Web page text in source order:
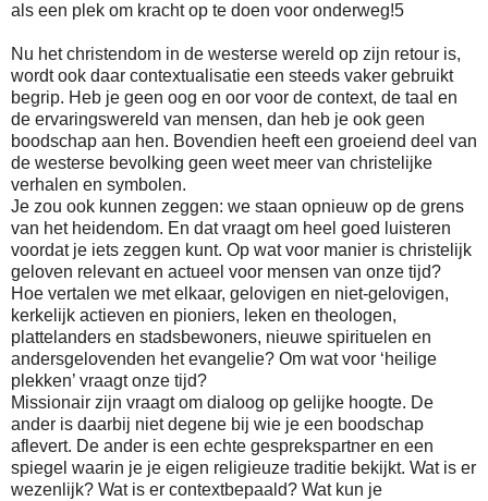
als een plek om kracht op te doen voor onderweg!5
Nu het christendom in de westerse wereld op zijn retour is,
wordt ook daar contextualisatie een steeds vaker gebruikt
begrip. Heb je geen oog en oor voor de context, de taal en
de ervaringswereld van mensen, dan heb je ook geen
boodschap aan hen. Bovendien heeft een groeiend deel van
de westerse bevolking geen weet meer van christelijke
verhalen en symbolen.
Je zou ook kunnen zeggen: we staan opnieuw op de grens
van het heidendom. En dat vraagt om heel goed luisteren
voordat je iets zeggen kunt. Op wat voor manier is christelijk
geloven relevant en actueel voor mensen van onze tijd?
Hoe vertalen we met elkaar, gelovigen en niet-gelovigen,
kerkelijk actieven en pioniers, leken en theologen,
plattelanders en stadsbewoners, nieuwe spirituelen en
andersgelovenden het evangelie? Om wat voor ‘heilige
plekken’ vraagt onze tijd?
Missionair zijn vraagt om dialoog op gelijke hoogte. De
ander is daarbij niet degene bij wie je een boodschap
aflevert. De ander is een echte gesprekspartner en een
spiegel waarin je je eigen religieuze traditie bekijkt. Wat is er
wezenlijk? Wat is er contextbepaald? Wat kun je